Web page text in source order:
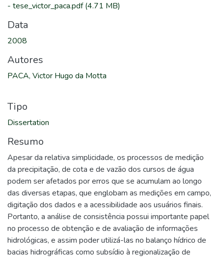
- tese_victor_paca.pdf(4.71 MB)
Data
2008
Autores
PACA, Victor Hugo da Motta
Tipo
Dissertation
Resumo
Apesar da relativa simplicidade, os processos de medição
da precipitação, de cota e de vazão dos cursos de água
podem ser afetados por erros que se acumulam ao longo
das diversas etapas, que englobam as medições em campo,
digitação dos dados e a acessibilidade aos usuários finais.
Portanto, a análise de consistência possui importante papel
no processo de obtenção e de avaliação de informações
hidrológicas, e assim poder utilizá-las no balanço hídrico de
bacias hidrográficas como subsídio à regionalização de